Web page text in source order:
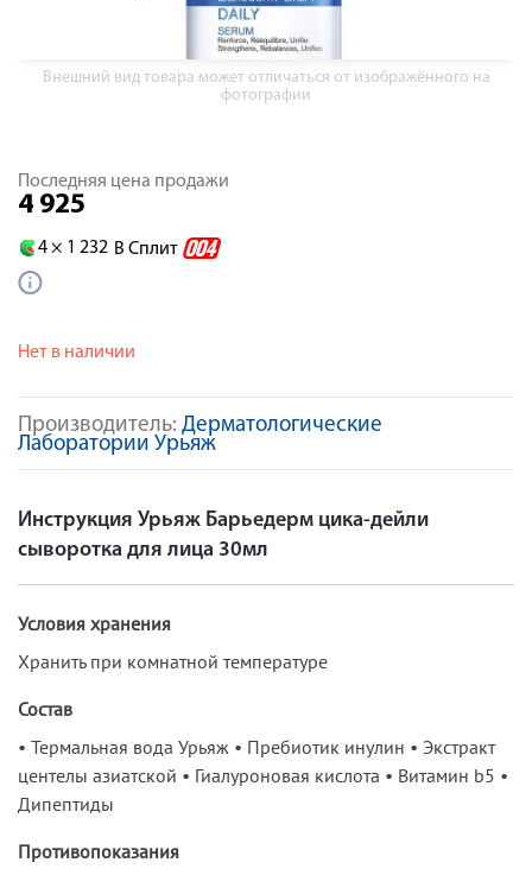
Внешний вид товара может отличаться от изображённого на
фотографии
Производитель: Дерматологические
Лаборатории Урьяж
Последняя цена продажи
4 925
4 × 1 232 В Сплит
Нет в наличии
Инструкция Урьяж Барьедерм цика-дейли
сыворотка для лица 30мл
Условия хранения
Хранить при комнатной температуре
Состав
• Термальная вода Урьяж • Пребиотик инулин • Экстракт
центелы азиатской • Гиалуроновая кислота • Витамин b5 •
Дипептиды
Противопоказания